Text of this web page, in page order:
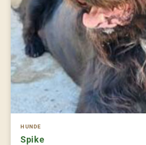
HUNDE
Spike